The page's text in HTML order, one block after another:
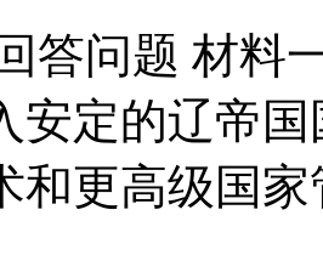
答问题 材料
安定的辽帝
和更高级国